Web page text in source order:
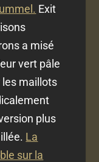
Exit
a misé
vert pâle
les maillots
plus
La
sur la